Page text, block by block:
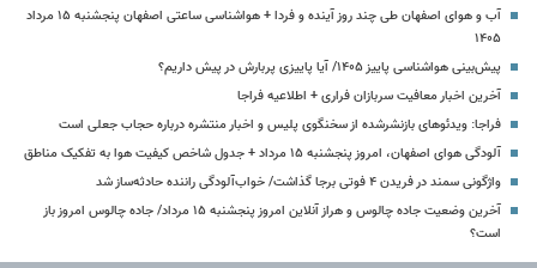
آب و هوای اصفهان طی چند روز آینده و فردا + هواشناسی ساعتی اصفهان پنجشنبه ۱۵ مرداد
۱۴۰۵
پیش‌بینی هواشناسی پاییز ۱۴۰۵/ آیا پاییزی پربارش در پیش داریم؟
آخرین اخبار معافیت سربازان فراری + اطلاعیه فراجا
فراجا: ویدئوهای بازنشرشده از سخنگوی پلیس و اخبار منتشره درباره حجاب جعلی است
آلودگی هوای اصفهان، امروز پنجشنبه ۱۵ مرداد + جدول شاخص کیفیت هوا به تفکیک مناطق
واژگونی سمند در فریدن ۴ فوتی برجا گذاشت/ خواب‌آلودگی راننده حادثه‌ساز شد
آخرین وضعیت جاده چالوس و هراز آنلاین امروز پنجشنبه ۱۵ مرداد/ جاده چالوس امروز باز
است؟